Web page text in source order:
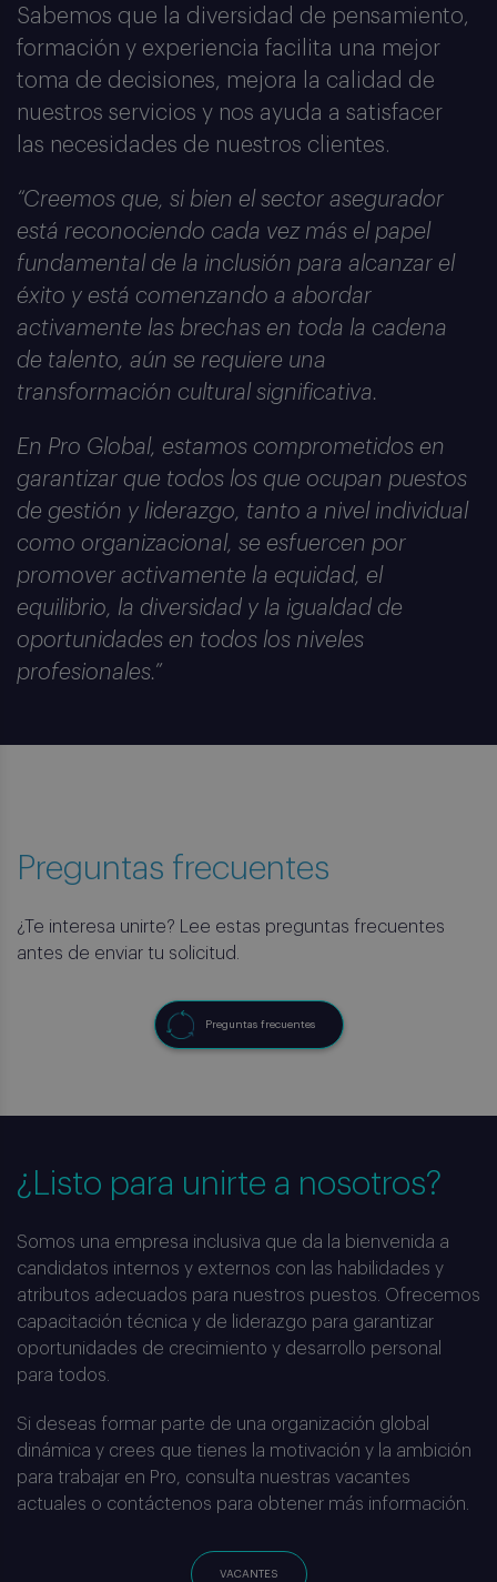
Sabemos que la diversidad de pensamiento,
formación y experiencia facilita una mejor
toma de decisiones, mejora la calidad de
nuestros servicios y nos ayuda a satisfacer
las necesidades de nuestros clientes.
“Creemos que, si bien el sector asegurador
está reconociendo cada vez más el papel
fundamental de la inclusión para alcanzar el
éxito y está comenzando a abordar
activamente las brechas en toda la cadena
de talento, aún se requiere una
transformación cultural significativa.
En Pro Global, estamos comprometidos en
garantizar que todos los que ocupan puestos
de gestión y liderazgo, tanto a nivel individual
como organizacional, se esfuercen por
promover activamente la equidad, el
equilibrio, la diversidad y la igualdad de
oportunidades en todos los niveles
profesionales.”
Preguntas frecuentes
¿Te interesa unirte? Lee estas preguntas frecuentes
antes de enviar tu solicitud.
Preguntas frecuentes
¿Listo para unirte a nosotros?
Somos una empresa inclusiva que da la bienvenida a
candidatos internos y externos con las habilidades y
atributos adecuados para nuestros puestos. Ofrecemos
capacitación técnica y de liderazgo para garantizar
oportunidades de crecimiento y desarrollo personal
para todos.
Si deseas formar parte de una organización global
dinámica y crees que tienes la motivación y la ambición
para trabajar en Pro, consulta nuestras vacantes
actuales o contáctenos para obtener más información.
VACANTES